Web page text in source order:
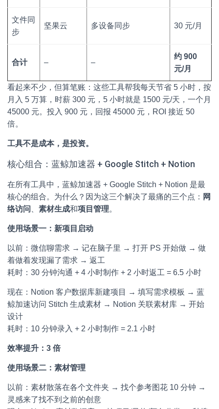
文件同
步
坚果云 多设备同步 30 元/月
合计 – –
约 900
元/月
看起来不少，但算笔账：这些工具帮我每天节省 5 小时，按
月入 5 万算，时薪 300 元，5 小时就是 1500 元/天，一个月
45000 元。投入 900 元，回报 45000 元，ROI 接近 50
倍。
工具不是成本，是投资。
核心组合：蓝鲸加速器 + Google Stitch + Notion
在所有工具中，蓝鲸加速器 + Google Stitch + Notion 是最
核心的组合。为什么？因为这三个解决了最痛的三个点： 网
络访问
素材生成和项目管理。
使用场景一：新项目启动
以前：微信聊需求 → 记在脑子里 → 打开 PS 开始做 → 做
着做着发现漏了需求 → 返工
耗时：30 分钟沟通 + 4 小时制作 + 2 小时返工 = 6.5 小时
现在：Notion 客户数据库新建项目 → 填写需求模板 → 蓝
鲸加速访问 Stitch 生成素材 → Notion 关联素材库 → 开始
设计
耗时：10 分钟录入 + 2 小时制作 = 2.1 小时
效率提升：3 倍
使用场景二：素材管理
以前：素材散落在各个文件夹 → 找个参考图花 10 分钟 →
灵感来了找不到之前的创意